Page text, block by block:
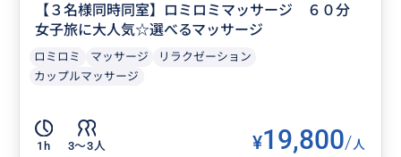
【３名様同時同室】ロミロミマッサージ ６０分
女子旅に大人気☆選べるマッサージ
ロミロミ マッサージ
リラクゼーション
カップルマッサージ
1h 3〜3人 ¥19,800/人